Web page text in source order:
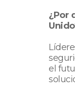
¿Por
el